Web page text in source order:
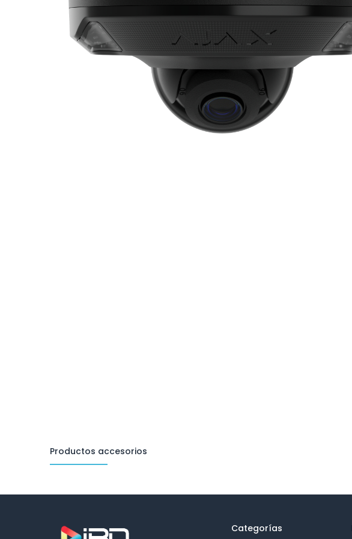
Productos accesorios
Categorías